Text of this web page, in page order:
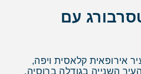
עם
אירופאית קלאסית ויפה,
השנייה בגודלה ברוסיה,